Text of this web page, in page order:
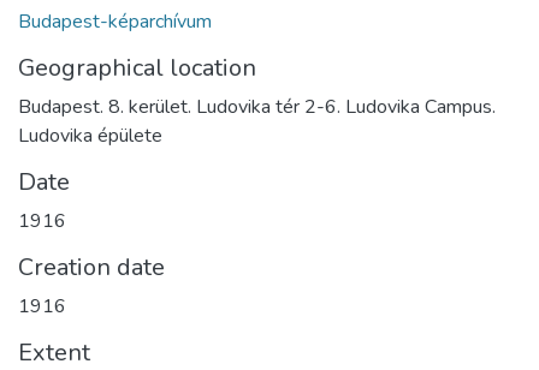
Budapest-képarchívum
Geographical location
Budapest. 8. kerület. Ludovika tér 2-6. Ludovika Campus.
Ludovika épülete
Date
1916
Creation date
1916
Extent